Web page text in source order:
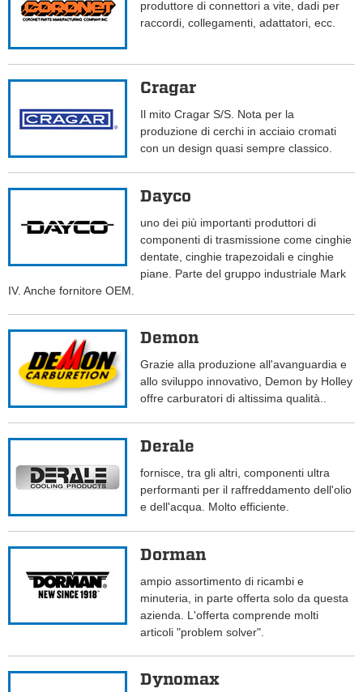
produttore di connettori a vite, dadi per
raccordi, collegamenti, adattatori, ecc.
Cragar
Il mito Cragar S/S. Nota per la
produzione di cerchi in acciaio cromati
con un design quasi sempre classico.
Dayco
uno dei più importanti produttori di
componenti di trasmissione come cinghie
dentate, cinghie trapezoidali e cinghie
piane. Parte del gruppo industriale Mark
IV. Anche fornitore OEM.
Demon
Grazie alla produzione all'avanguardia e
allo sviluppo innovativo, Demon by Holley
offre carburatori di altissima qualità..
Derale
fornisce, tra gli altri, componenti ultra
performanti per il raffreddamento dell'olio
e dell'acqua. Molto efficiente.
Dorman
ampio assortimento di ricambi e
minuteria, in parte offerta solo da questa
azienda. L'offerta comprende molti
articoli "problem solver".
Dynomax